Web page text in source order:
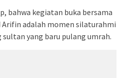
bahwa kegiatan buka bersama
Arifin adalah momen silaturahmi
yang baru pulang umrah.